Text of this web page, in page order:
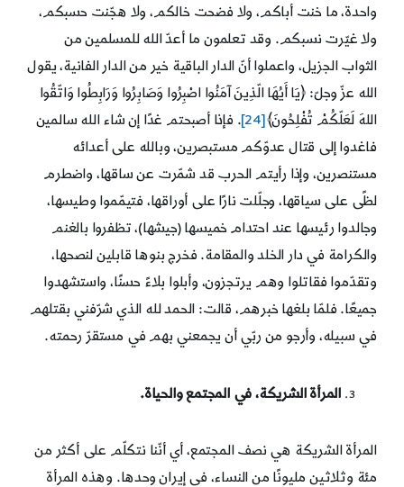
واحدة، ما خنت أباكم، ولا فضحت خالكم، ولا هجّنت حسبكم،
ولا غيّرت نسبكم. وقد تعلمون ما أعدّ الله للمسلمين من
الثواب الجزيل، واعملوا أنّ الدار الباقية خير من الدار الفانية، يقول
الله عزّ وجلّ: ﴿يَا أَيُهَا الّذِينَ آمَنُوا اصْبِرُوا وَصَابِرُوا وَرَابِطُوا وَاتّقُوا
اللهَ لَعَلّكُمْ تُفْلِحُونَ﴾ [24]
. فإذا أصبحتم غدًا إن شاء الله سالمين
فاغدوا إلى قتال عدوّكم مستبصرين، وبالله على أعدائه
مستنصرين، وإذا رأيتم الحرب قد شمّرت عن ساقها، واضطرم
لظًى على سياقها، وجلّلت نارًا على أوراقها، فتيمّموا وطيسها،
وجالدوا رئيسها عند احتدام خميسها (جيشها)، تظفروا بالغنم
والكرامة في دار الخلد والمقامة. فخرج بنوها قابلين لنصحها،
وتقدّموا فقاتلوا وهم يرتجزون، وأبلوا بلاءً حسنًا، واستشهدوا
جميعًا. فلمّا بلغها خبرهم، قالت: الحمد لله الذي شرّفني بقتلهم
في سبيله، وأرجو من ربّي أن يجمعني بهم في مستقرّ رحمته.
المرأة الشريكة، في المجتمع والحياة.
المرأة الشريكة هي نصف المجتمع، أي أنّنا نتكلّم على أكثر من
مئة وثلاثين مليونًا من النساء، في إيران وحدها. وهذه المرأة